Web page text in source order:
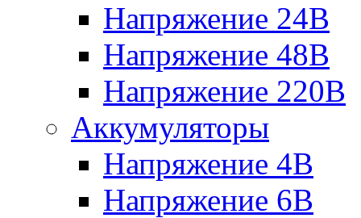
Напряжение 24В
Напряжение 48В
Напряжение 220В
Аккумуляторы
Напряжение 4В
Напряжение 6В